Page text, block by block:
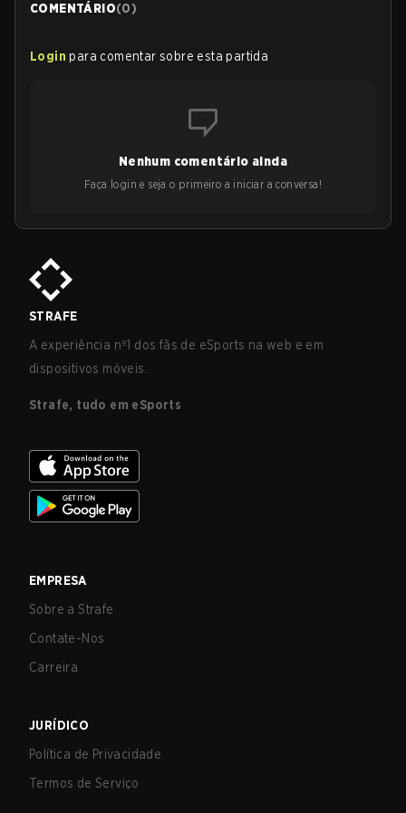
COMENTÁRIO(0)
Login para comentar sobre esta partida
Nenhum comentário ainda
Faça login e seja o primeiro a iniciar a conversa!
STRAFE
A experiência nº1 dos fãs de eSports na web e em
dispositivos móveis.
Strafe, tudo em eSports
EMPRESA
Sobre a Strafe
Contate-Nos
Carreira
JURÍDICO
Política de Privacidade
Termos de Serviço